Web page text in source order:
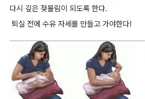
다시 깊은 젖물림이 되도록 한다.
퇴실 전에 수유 자세를 만들고 가야한다!